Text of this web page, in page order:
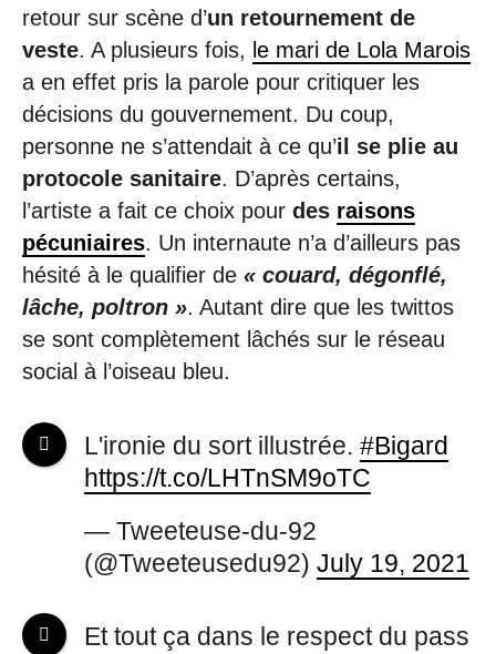
retour sur scène d’un retournement de
veste. A plusieurs fois, le mari de Lola Marois
a en effet pris la parole pour critiquer les
décisions du gouvernement. Du coup,
personne ne s’attendait à ce qu’il se plie au
protocole sanitaire. D’après certains,
l’artiste a fait ce choix pour des raisons
pécuniaires. Un internaute n’a d’ailleurs pas
hésité à le qualifier de « couard, dégonflé,
lâche, poltron ». Autant dire que les twittos
se sont complètement lâchés sur le réseau
social à l’oiseau bleu.
L'ironie du sort illustrée.#Bigard
https://t.co/LHTnSM9oTC
— Tweeteuse-du-92
(@Tweeteusedu92)July 19, 2021
Et tout ça dans le respect du pass